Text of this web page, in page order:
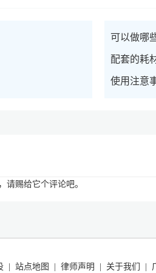
可以做哪
配套的耗
使用注意
请赐给它个评论吧。
站点地图 律师声明 关于我们